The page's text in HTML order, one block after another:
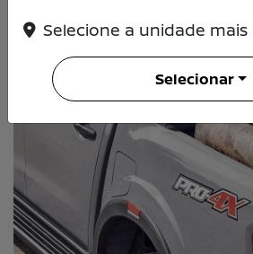
Selecione a unidade
Selecionar